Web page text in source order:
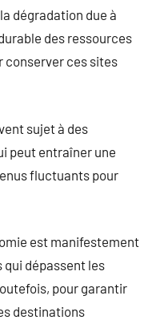
dégradation due à
des ressources
conserver ces sites
sujet à des
peut entraîner une
fluctuants pour
est manifestement
dépassent les
pour garantir
destinations